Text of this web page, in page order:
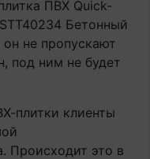
ПВХ Quick-
Бетонный
не пропускают
под ним не будет
плитки клиенты
Происходит это в